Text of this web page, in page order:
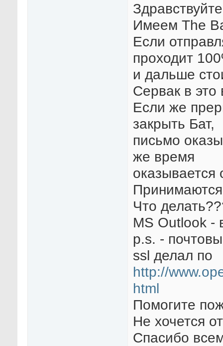
Имеем The
Если
проходит
и дальше
Сервак в
Если же
закрыть Бат,
письмо
же время
оказывается
Что
MS Outlook -
p.s. -
ssl делал по
http://
html
Помогите
Не хочется
Спасибо